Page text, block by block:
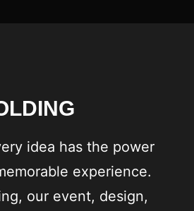
idea has the power
experience.
our event, design,